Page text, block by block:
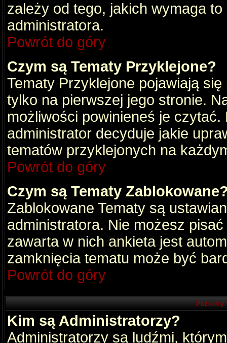
zależy od tego, jakich wymaga
administratora.
Powrót do góry
Czym są Tematy Przyklejone?
Tematy Przyklejone pojawiają
tylko na pierwszej jego stronie.
możliwości powinieneś je czytać.
administrator decyduje jakie
tematów przyklejonych na
Powrót do góry
Czym są Tematy
Zablokowane Tematy są
administratora. Nie możesz
zawarta w nich ankieta jest
zamknięcia tematu może być
Powrót do góry
Kim są Administratorzy?
Administratorzy są ludźmi,